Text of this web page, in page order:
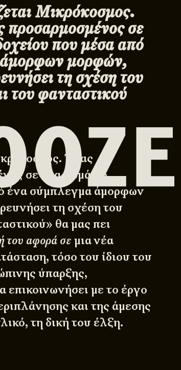
Μικρόκοσμος.
προσαρμοσμένος σε
που μέσα από
μορφών,
τη σχέση του
του φανταστικού
Ένας
σε ένα δωμάτιο
ένα σύμπλεγμα άμορφων
τη σχέση του
θα μας πει
του αφορά σεμια νέα
τόσο του ίδιου του
ύπαρξης,
με το έργο
και της άμεσης
τη δική του έλξη.